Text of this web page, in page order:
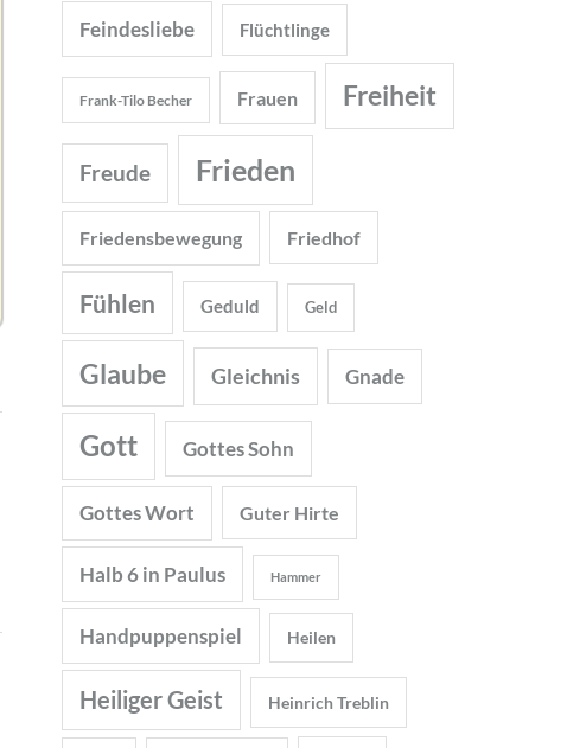
Feindesliebe Flüchtlinge
Frank-Tilo Becher Frauen Freiheit
Freude Frieden
Friedensbewegung Friedhof
Fühlen Geduld Geld
Glaube Gleichnis Gnade
Gott Gottes Sohn
Gottes Wort Guter Hirte
Halb 6 in Paulus Hammer
Handpuppenspiel Heilen
Heiliger Geist Heinrich Treblin